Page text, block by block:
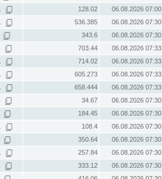
128.02
06.08.2026 07:00
536.385
06.08.2026 07:30
343.6
06.08.2026 07:30
703.44
06.08.2026 07:33
714.02
06.08.2026 07:33
605.273
06.08.2026 07:33
658.444
06.08.2026 07:33
34.67
06.08.2026 07:30
184.45
06.08.2026 07:30
108.4
06.08.2026 07:30
350.64
06.08.2026 07:30
257.84
06.08.2026 07:30
333.12
06.08.2026 07:30